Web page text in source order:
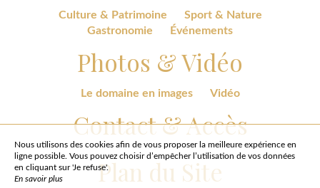
Culture & Patrimoine
Sport & Nature
Gastronomie
Événements
Photos & Vidéo
Le domaine en images Vidéo
Contact & Accès
Plan du Site
Nous utilisons des cookies afin de vous proposer la meilleure expérience en
ligne possible. Vous pouvez choisir d’empêcher l’utilisation de vos données
en cliquant sur 'Je refuse'.
En savoir plus